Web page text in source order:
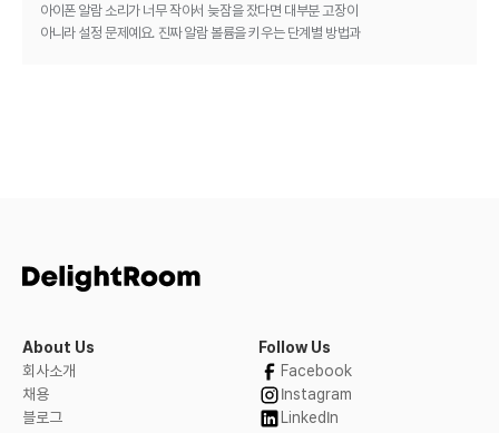
아이폰 알람 소리가 너무 작아서 늦잠을 잤다면 대부분 고장이
아니라 설정 문제예요. 진짜 알람 볼륨을 키우는 단계별 방법과
About Us
회사소개
채용
블로그
Follow Us
Facebook
Instagram
LinkedIn